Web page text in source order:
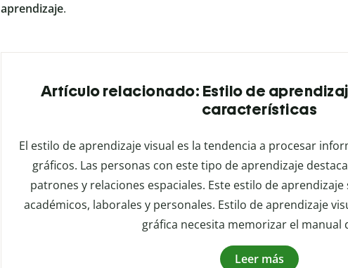
aprendizaje.
Artículo relacionado: Estilo de
características
El estilo de aprendizaje visual es la tendencia a procesar
gráficos. Las personas con este tipo de aprendizaje
patrones y relaciones espaciales. Este estilo de
académicos, laborales y personales. Estilo de aprendizaje
gráfica necesita memorizar el manual
Leer más